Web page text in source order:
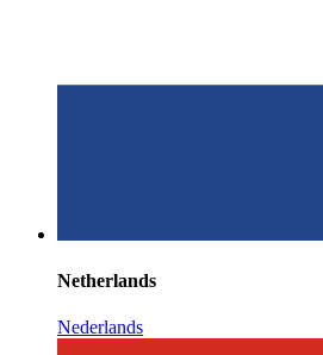
Netherlands
Nederlands